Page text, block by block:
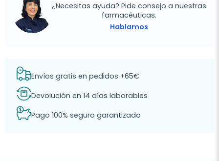
¿Necesitas ayuda? Pide consejo a nuestras
farmacéuticas.
Hablamos
Envíos gratis en pedidos +65€
Devolución en 14 días laborables
Pago 100% seguro garantizado